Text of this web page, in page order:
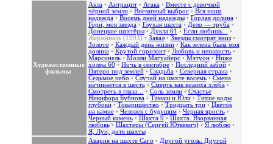
Художественные
фильмы
Акла• Антрацит• Атака• Вместе с девочкой
чёрной земли• Внезапный выброс• Вся наша
надежда• Восемь дней надежды• Гордая долина•
Гори, моя звезда• Глухая шахта• Дело — труба•
Донецкие шахтёры• Дукла 61 • Если любишь...
•
Жерминаль (1993) • Завал• Звезды смотрят вниз•
Золото • Каждый день жизни• Как зелена была моя
долина• Крутой горизонт• Любовь и ненависть•
Марсинель• Молли Магуайерс• Мэтуон• Ниже
холма 60 • Ночь в сентябре• Последний забой•
Пятеро под землей• Свадьба• Северная страна•
Седьмое небо • Случай на шахте восемь• Смена
начинается в шесть• Смерть как краюха хлеба•
Смотреть в глаза…
• Соль земли• Счастье
Никифора Бубнова• Тамаш и Юли• Тихие воды
глубоки• Товарищество • Тридцать три• Цветок
на камне• Человек с будущим• Черная ярость•
Черный камень• Шахта 9 • Шахта. Взорванная
любовь• Шахтеры (Сергей Юткевич)• Я люблю•
Я, Луи, дитя шахты
Авария на шахте Саго • Другой уголь. Другой